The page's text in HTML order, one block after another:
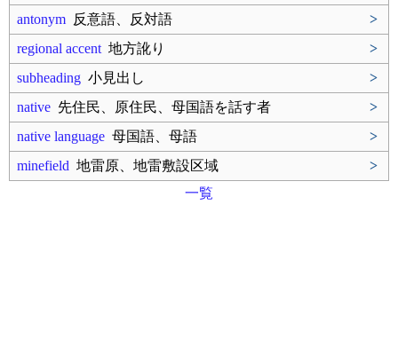
antonym 反意語、反対語
>
regional accent 地方訛り
>
subheading 小見出し
>
native 先住民、原住民、母国語を話す者
>
native language 母国語、母語
>
minefield 地雷原、地雷敷設区域
>
一覧